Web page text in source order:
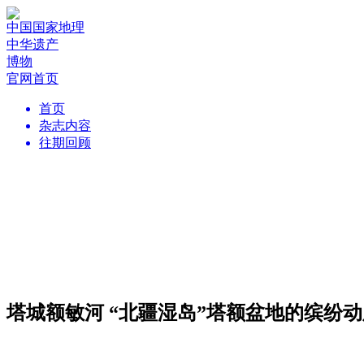
中国国家地理
中华遗产
博物
官网首页
首页
杂志内容
往期回顾
塔城额敏河 “北疆湿岛”塔额盆地的缤纷